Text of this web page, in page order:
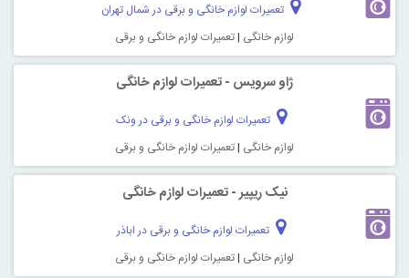
تعمیرات لوازم خانگی و برقی در شمال تهران
لوازم خانگی |تعمیرات لوازم خانگی و برقی
ژاو سرویس - تعمیرات لوازم خانگی
تعمیرات لوازم خانگی و برقی در ونک
لوازم خانگی |تعمیرات لوازم خانگی و برقی
نیک ریپیر - تعمیرات لوازم خانگی
تعمیرات لوازم خانگی و برقی در اباذر
لوازم خانگی |تعمیرات لوازم خانگی و برقی